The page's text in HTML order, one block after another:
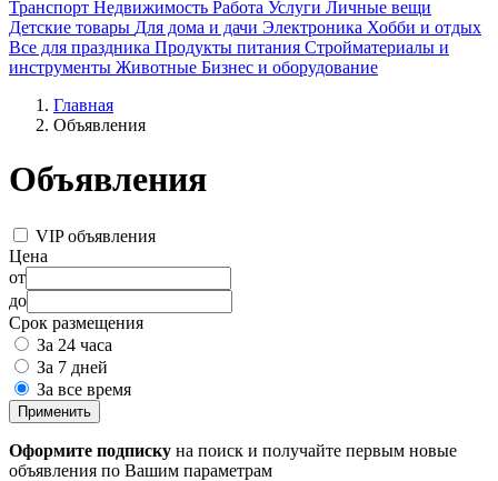
Транспорт Недвижимость Работа Услуги Личные вещи
Детские товары Для дома и дачи Электроника Хобби и отдых
Все для праздника Продукты питания Стройматериалы и
инструменты Животные Бизнес и оборудование
Главная
Объявления
Объявления
VIP объявления
Цена
от
до
Срок размещения
За 24 часа
За 7 дней
За все время
Применить
Оформите подписку на поиск и получайте первым новые
объявления по Вашим параметрам